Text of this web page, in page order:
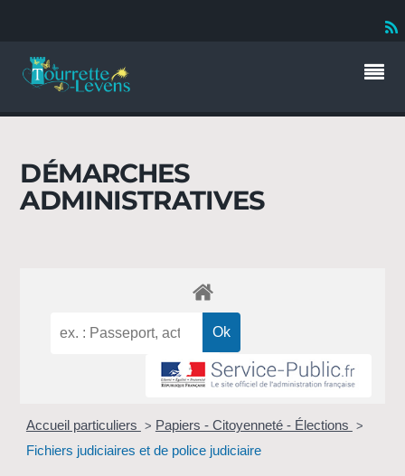
DÉMARCHES
ADMINISTRATIVES
Accueil particuliers > Papiers - Citoyenneté - Élections >
Fichiers judiciaires et de police judiciaire